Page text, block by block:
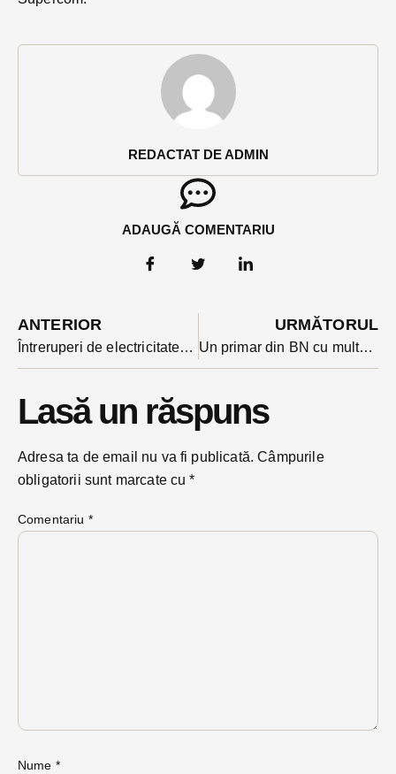
REDACTAT DE ADMIN
ADAUGĂ COMENTARIU
ANTERIOR
Întreruperi de electricitate luni pe trei străzi din Bistrița. Ce anunț face SDEE în privința întreruperilor din Livezile?
URMĂTORUL
Un primar din BN cu multe mandate găsit incompatibil de ANI. Alesul a avut un PFA, radiat însă. Ce au pățit alți primari în aceeași situație după ce s-au luptat în instanțe?
Lasă un răspuns
Adresa ta de email nu va fi publicată. Câmpurile
obligatorii sunt marcate cu*
Comentariu *
Nume *